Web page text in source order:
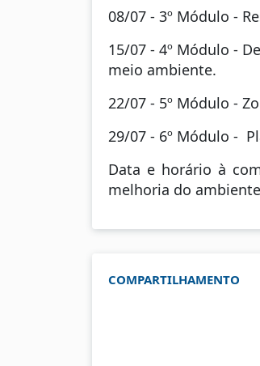
08/07 - 3º Módulo -
15/07 - 4º Módulo -
meio ambiente.
22/07 - 5º Módulo -
29/07 - 6º Módulo -
Data e horário à
melhoria do
COMPARTILHAMENTO